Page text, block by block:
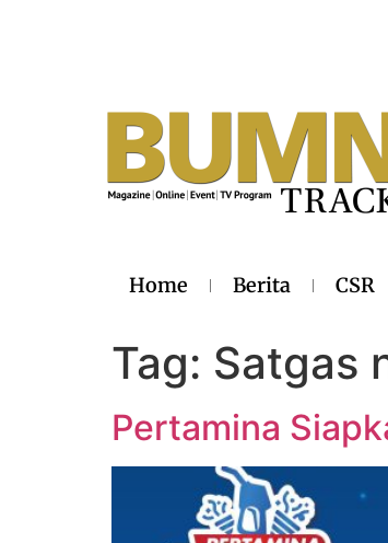
Home Berita CSR
Tag: Satgas
Pertamina